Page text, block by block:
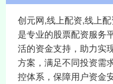
创元网,线上配资,线上
是专业的股票配资服务
活的资金支持，助力实
方案，满足不同投资需
控体系，保障用户资金